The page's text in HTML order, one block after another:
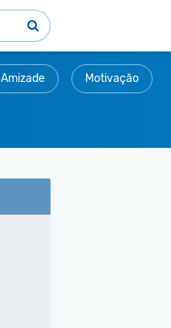
Amizade Motivação